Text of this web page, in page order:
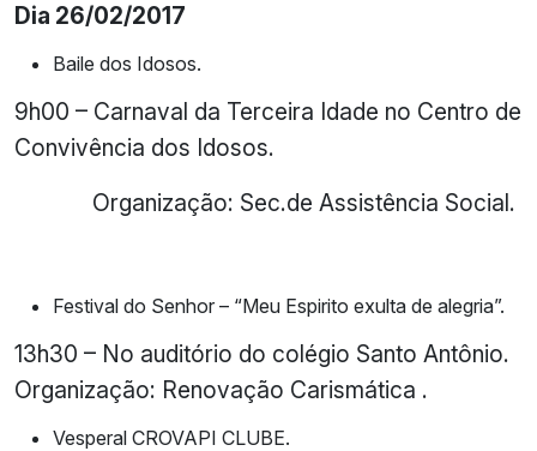
Dia 26/02/2017
Baile dos Idosos.
9h00 – Carnaval da Terceira Idade no Centro de
Convivência dos Idosos.
Organização: Sec.de Assistência Social.
Festival do Senhor – “Meu Espirito exulta de alegria”.
13h30 – No auditório do colégio Santo Antônio.
Organização: Renovação Carismática .
Vesperal CROVAPI CLUBE.